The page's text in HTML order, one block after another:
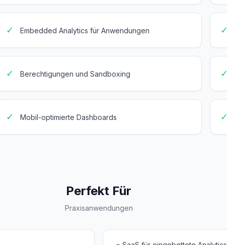
✓ Embedded Analytics für Anwendungen ✓
✓ Berechtigungen und Sandboxing ✓
✓ Mobil-optimierte Dashboards ✓
Perfekt Für
Praxisanwendungen